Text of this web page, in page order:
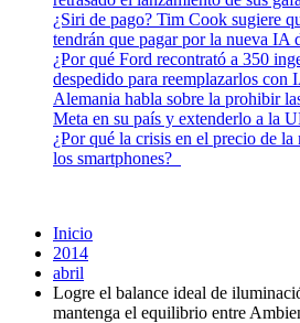
¿Siri de pago? Tim Cook sugiere
tendrán que pagar por la nueva IA
¿Por qué Ford recontrató a 350
despedido para reemplazarlos con
Alemania habla sobre la prohibir
Meta en su país y extenderlo a la
¿Por qué la crisis en el precio de la
los smartphones?
Inicio
2014
abril
Logre el balance ideal de
mantenga el equilibrio entre